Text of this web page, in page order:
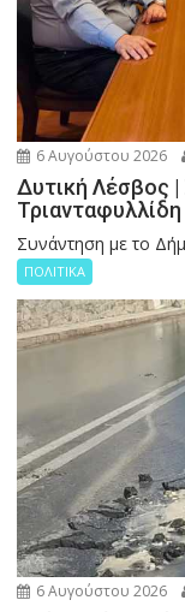
6 Αυγούστου 2026
Δυτική Λέσβος
Τριανταφυλλίδη
Συνάντηση με το
ΠΟΛΙΤΙΚΑ
6 Αυγούστου 2026